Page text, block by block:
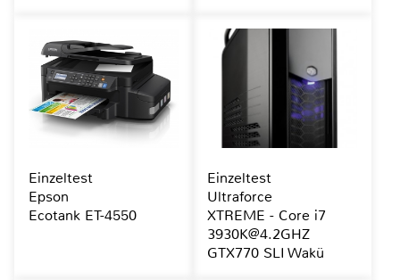
Einzeltest
Epson
Ecotank ET-4550
Einzeltest
Ultraforce
XTREME - Core i7
3930K@4.2GHZ
GTX770 SLI Wakü